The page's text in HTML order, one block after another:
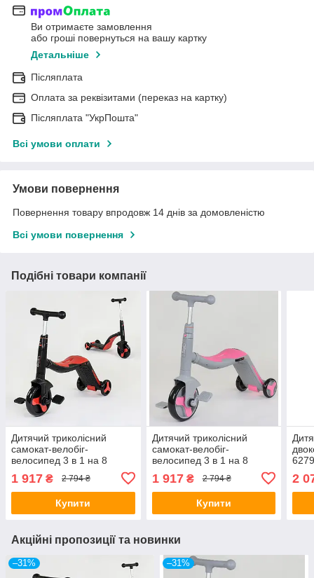
Ви отримаєте замовлення
або гроші повернуться на вашу картку
Детальніше
Післяплата
Оплата за реквізитами (переказ на картку)
Післяплата "УкрПошта"
Всі умови оплати
Умови повернення
Повернення товару впродовж 14 днів за домовленістю
Всі умови повернення
Подібні товари компанії
Дитячий триколісний
самокат-велобіг-
велосипед 3 в 1 на 8
мелодій Best Scooter JT
28288
1 917 ₴ 2 794 ₴
Купити
Дитячий триколісний
самокат-велобіг-
велосипед 3 в 1 на 8
мелодій Best Scooter JT
90601
1 917₴ 2 794 ₴
Купити
2
Акційні пропозиції та новинки
–31% –31%